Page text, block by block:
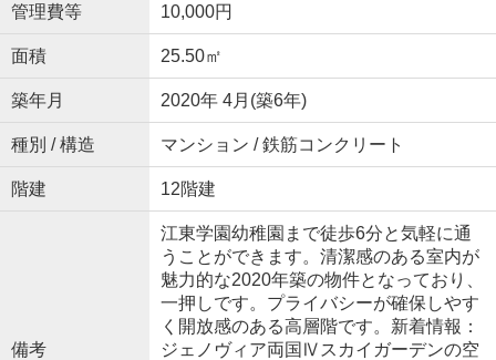
管理費等 10,000円
面積 25.50㎡
築年月 2020年 4月(築6年)
種別 / 構造 マンション / 鉄筋コンクリート
階建 12階建
備考
江東学園幼稚園まで徒歩6分と気軽に通
うことができます。清潔感のある室内が
魅力的な2020年築の物件となっており、
一押しです。プライバシーが確保しやす
く開放感のある高層階です。新着情報：
ジェノヴィア両国Ⅳスカイガーデンの空